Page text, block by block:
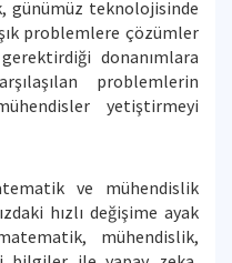
günümüz teknolojisinde
problemlere çözümler
donanımlara
problemlerin
yetiştirmeyi
ve mühendislik
hızlı değişime ayak
mühendislik,